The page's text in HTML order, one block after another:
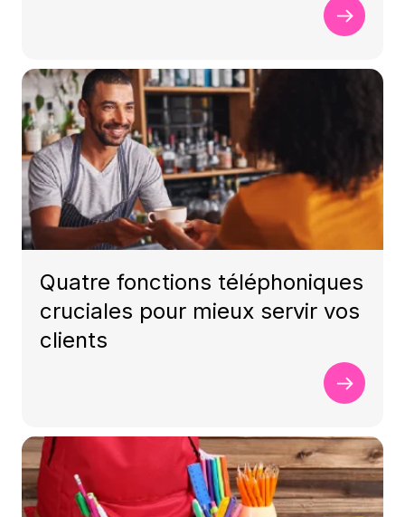
Quatre fonctions téléphoniques
cruciales pour mieux servir vos
clients